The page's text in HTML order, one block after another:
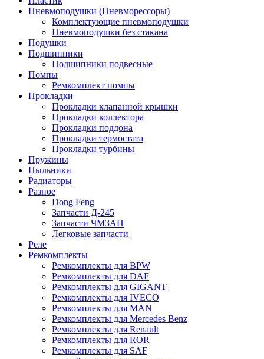
Пневмоподушки (Пневморессоры)
Комплектующие пневмоподушки
Пневмоподушки без стакана
Подушки
Подшипники
Подшипники подвесные
Помпы
Ремкомплект помпы
Прокладки
Прокладки клапанной крышки
Прокладки коллектора
Прокладки поддона
Прокладки термостата
Прокладки турбины
Пружины
Пыльники
Радиаторы
Разное
Dong Feng
Запчасти Д-245
Запчасти ЧМЗАП
Легковые запчасти
Реле
Ремкомплекты
Ремкомплекты для BPW
Ремкомплекты для DAF
Ремкомплекты для GIGANT
Ремкомплекты для IVECO
Ремкомплекты для MAN
Ремкомплекты для Mercedes Benz
Ремкомплекты для Renault
Ремкомплекты для ROR
Ремкомплекты для SAF